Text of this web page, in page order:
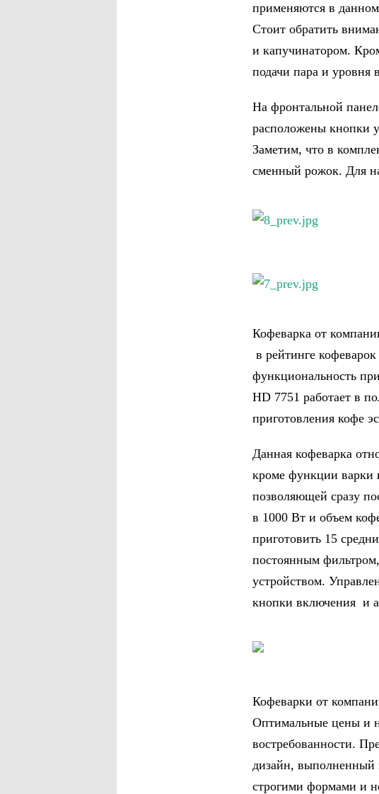
применяются в
Стоит обратить
и капучинатором.
подачи пара и уровня
На фронтальной
расположены кнопки
Заметим, что в
сменный рожок. Для
Кофеварка от
в рейтинге
функциональность
HD 7751 работает в
приготовления кофе
Данная кофеварка
кроме функции варки
позволяющей сразу
в 1000 Вт и объем
приготовить 15
постоянным
устройством.
кнопки включения и
Кофеварки от
Оптимальные цены и
востребованности.
дизайн, выполненный
строгими формами и